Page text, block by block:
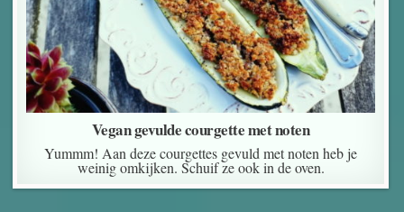
Vegan gevulde courgette met noten
Yummm! Aan deze courgettes gevuld met noten heb je
weinig omkijken. Schuif ze ook in de oven.